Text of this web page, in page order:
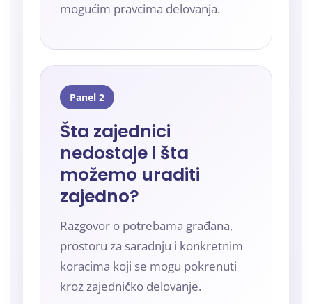
mogućim pravcima delovanja.
Panel 2
Šta zajednici
nedostaje i šta
možemo uraditi
zajedno?
Razgovor o potrebama građana,
prostoru za saradnju i konkretnim
koracima koji se mogu pokrenuti
kroz zajedničko delovanje.